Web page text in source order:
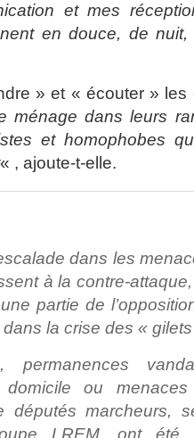
et mes
en douce, de
» et « écouter »
ménage dans leurs
et homophobes
« , ajoute-t-elle.
dans les
à la contre-
partie de
dans la crise des «
permanences
ou
députés marcheurs,
LREM, ont été